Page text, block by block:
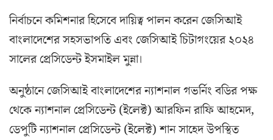
নির্বাচনে কমিশনার হিসেবে দায়িত্ব পালন করেন জেসিআই
বাংলাদেশের সহসভাপতি এবং জেসিআই চিটাগংয়ের ২০২৪
সালের প্রেসিডেন্ট ইসমাইল মুন্না।
অনুষ্ঠানে জেসিআই বাংলাদেশের ন্যাশনাল গভর্নিং বডির পক্ষ
থেকে ন্যাশনাল প্রেসিডেন্ট (ইলেক্ট) আরফিন রাফি আহমেদ,
ডেপুটি ন্যাশনাল প্রেসিডেন্ট (ইলেক্ট) শান সাহেদ উপস্থিত